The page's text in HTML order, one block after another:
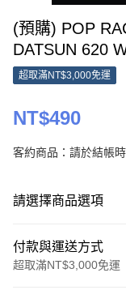
(預購) POP
DATSUN 620
超取滿NT$3,000免運
NT$490
客約商品：請於結帳
請選擇商品選項
付款與運送方式
超取滿NT$3,000免運